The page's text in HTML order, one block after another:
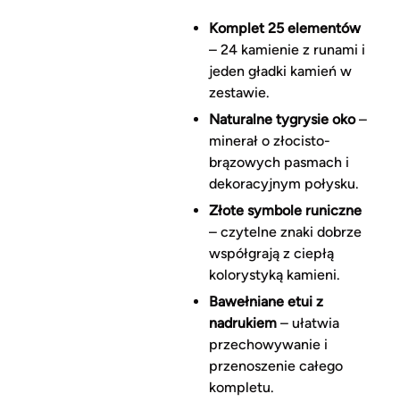
Komplet 25 elementów
– 24 kamienie z runami i
jeden gładki kamień w
zestawie.
Naturalne tygrysie oko–
minerał o złocisto-
brązowych pasmach i
dekoracyjnym połysku.
Złote symbole runiczne
– czytelne znaki dobrze
współgrają z ciepłą
kolorystyką kamieni.
Bawełniane etui z
nadrukiem– ułatwia
przechowywanie i
przenoszenie całego
kompletu.